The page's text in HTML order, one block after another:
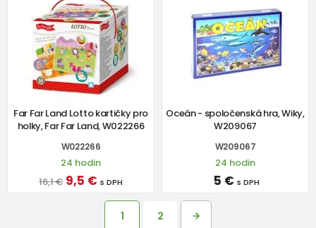
Far Far Land Lotto kartičky pro
holky, Far Far Land, W022266
W022266
24 hodin
16,1 € 9,5 € s DPH
Oceán - spoločenská hra, Wiky,
W209067
W209067
24 hodin
5 € s DPH
1 2